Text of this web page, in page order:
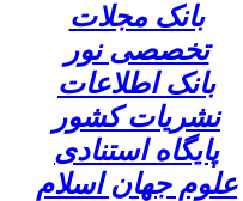
بانک مجلات
تخصصی نور
بانک اطلاعات
نشریات کشور
پایگاه استنادی
علوم جهان اسلام